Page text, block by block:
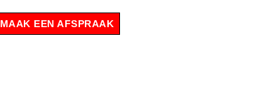
MAAK EEN AFSPRAAK